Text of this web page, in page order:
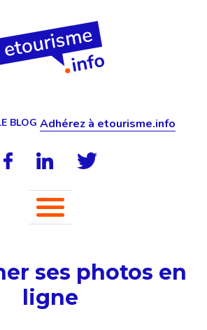
BLOG Adhérez à etourisme.info
ses photos en
ligne